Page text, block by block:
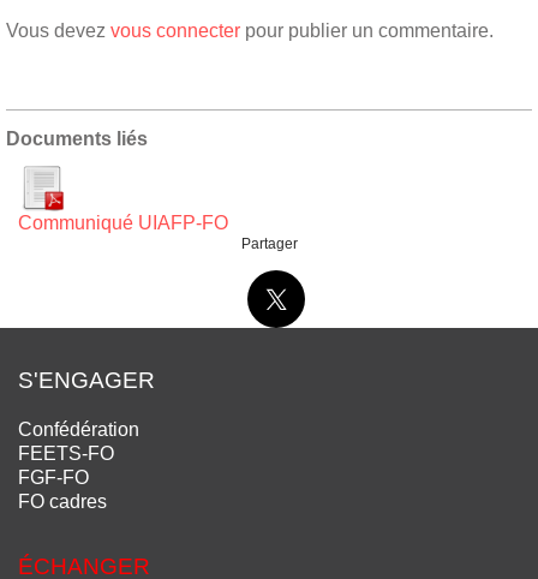
Vous devez vous connecter pour publier un commentaire.
Documents liés
Communiqué UIAFP-FO
Partager
S'ENGAGER
Confédération
FEETS-FO
FGF-FO
FO cadres
ÉCHANGER